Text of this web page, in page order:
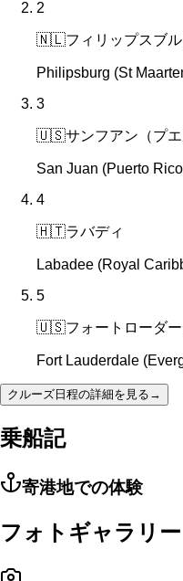
2
🇳🇱フィリップスブ
Philipsburg (St
3
🇺🇸サンフアン（プエ
San Juan (Puerto
4
🇭🇹ラバディ
Labadee (Royal
5
🇺🇸フォートローダ
Fort Lauderdale
クルーズ日程の詳細を見る →
乗船記
寄港地での体験
フォトギャラリー